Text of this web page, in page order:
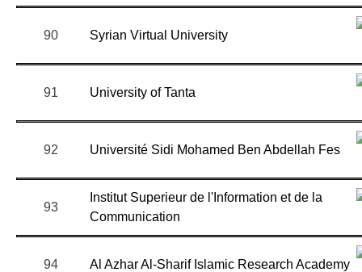
90 Syrian Virtual University
91 University of Tanta
92 Université Sidi Mohamed Ben Abdellah Fes
93
Institut Superieur de l'Information et de la
Communication
94 Al Azhar Al-Sharif Islamic Research Academy